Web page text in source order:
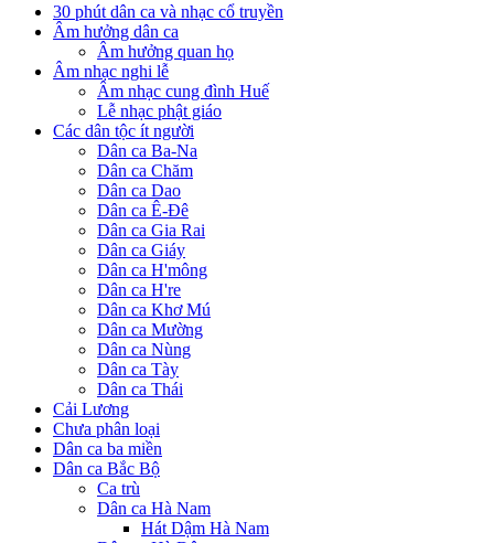
30 phút dân ca và nhạc cổ truyền
Âm hưởng dân ca
Âm hưởng quan họ
Âm nhạc nghi lễ
Âm nhạc cung đình Huế
Lễ nhạc phật giáo
Các dân tộc ít người
Dân ca Ba-Na
Dân ca Chăm
Dân ca Dao
Dân ca Ê-Đê
Dân ca Gia Rai
Dân ca Giáy
Dân ca H'mông
Dân ca H're
Dân ca Khơ Mú
Dân ca Mường
Dân ca Nùng
Dân ca Tày
Dân ca Thái
Cải Lương
Chưa phân loại
Dân ca ba miền
Dân ca Bắc Bộ
Ca trù
Dân ca Hà Nam
Hát Dậm Hà Nam